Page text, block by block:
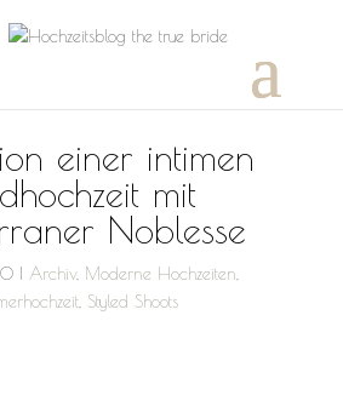
einer intimen
mit
Noblesse
| Archiv, Moderne Hochzeiten
, Styled Shoots